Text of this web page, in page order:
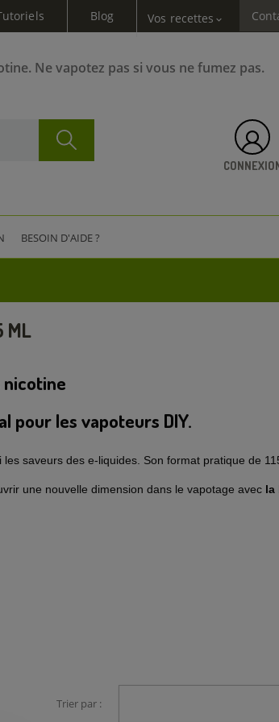
Blog Vos recettes expand_more
Ne vapotez pas si vous ne fumez pas.
BESOIN D'AIDE ?
ML
nicotine
pour les vapoteurs DIY.
saveurs des e-liquides. Son format pratique de
une nouvelle dimension dans le vapotage avec la
Trier par :